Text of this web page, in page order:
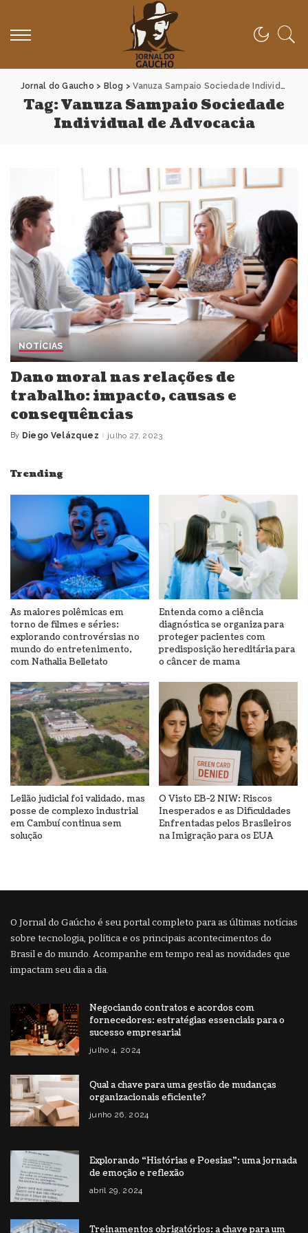
Jornal do Gaucho > Blog >Vanuza Sampaio Sociedade Individual de Advocacia
Tag:Vanuza Sampaio Sociedade
Individual de Advocacia
NOTÍCIAS
Dano moral nas relações de
trabalho: impacto, causas e
consequências
Posted
By Diego Velázquez julho 27, 2023
Trending
As maiores polêmicas em
torno de filmes e séries:
explorando controvérsias no
mundo do entretenimento,
com Nathalia Belletato
Entenda como a ciência
diagnóstica se organiza para
proteger pacientes com
predisposição hereditária para
o câncer de mama
Leilão judicial foi validado, mas
posse de complexo industrial
em Cambuí continua sem
solução
O Visto EB-2 NIW: Riscos
Inesperados e as Dificuldades
Enfrentadas pelos Brasileiros
na Imigração para os EUA
O Jornal do Gaúcho é seu portal completo para as últimas notícias
sobre tecnologia, política e os principais acontecimentos do
Brasil e do mundo. Acompanhe em tempo real as novidades que
impactam seu dia a dia.
Negociando contratos e acordos com
fornecedores: estratégias essenciais para o
sucesso empresarial
julho 4, 2024
Qual a chave para uma gestão de mudanças
organizacionais eficiente?
junho 26, 2024
Explorando “Histórias e Poesias”: uma jornada
de emoção e reflexão
abril 29, 2024
Treinamentos obrigatórios: a chave para um